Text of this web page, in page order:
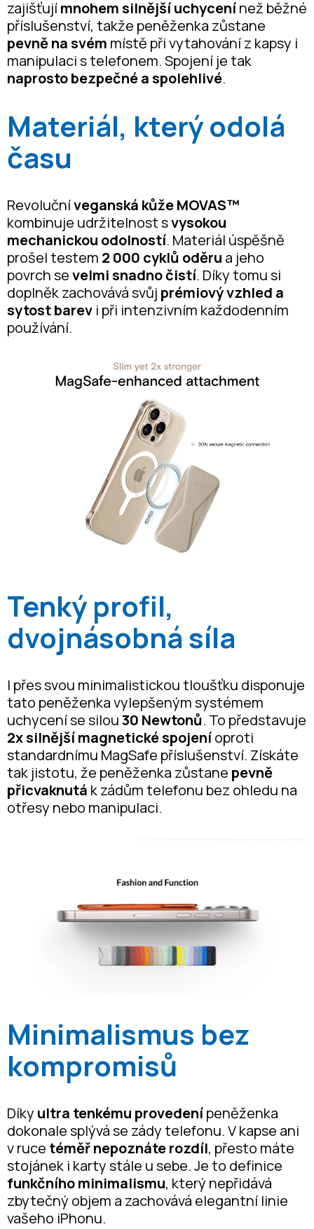
zajišťujímnohem silnější uchycenínež běžné
příslušenství, takže peněženka zůstane
pevně na svém místě při vytahování z kapsy i
manipulaci s telefonem. Spojení je tak
naprosto bezpečné a spolehlivé.
Materiál, který odolá
času
Revolučníveganská kůže MOVAS™
kombinuje udržitelnost svysokou
mechanickou odolností. Materiál úspěšně
prošel testem 2 000 cyklů oděru a jeho
povrch sevelmi snadno čistí. Díky tomu si
doplněk zachovává svůj prémiový vzhled a
sytost barev i při intenzivním každodenním
používání.
Tenký profil,
dvojnásobná síla
I přes svou minimalistickou tloušťku disponuje
tato peněženka vylepšeným systémem
uchycení se silou30 Newtonů. To představuje
2x silnějšímagnetické spojeníoproti
standardnímu MagSafe příslušenství. Získáte
tak jistotu, že peněženka zůstane pevně
přicvaknutá k zádům telefonu bez ohledu na
otřesy nebo manipulaci.
Minimalismus bez
kompromisů
Díky ultra tenkému provedenípeněženka
dokonale splývá se zády telefonu. V kapse ani
v ruce téměř nepoznáte rozdíl, přesto máte
stojánek i karty stále u sebe. Je to definice
funkčního minimalismu, který nepřidává
zbytečný objem a zachovává elegantní linie
vašeho iPhonu.